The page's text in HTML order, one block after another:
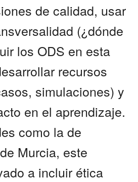
de calidad, usar
(¿dónde
los ODS en esta
recursos
simulaciones) y
en el aprendizaje.
como la de
Murcia, este
a incluir ética